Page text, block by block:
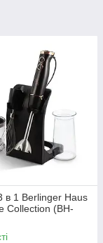
в 1 Berlinger Haus
Collection (BH-